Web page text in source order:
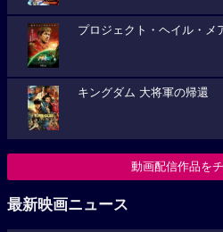
プロジェクト・ヘイル・メ
キングダム 大将軍の帰還
動画配信作品を
最新映画ニュース